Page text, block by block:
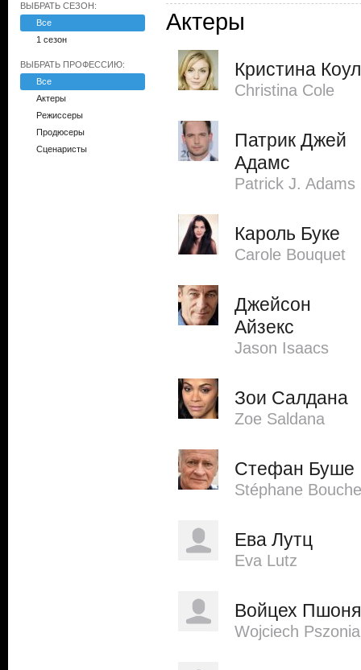
ВЫБРАТЬ СЕЗОН:
Все
1 сезон
ВЫБРАТЬ ПРОФЕССИЮ:
Все
Актеры
Режиссеры
Продюсеры
Сценаристы
Актеры
Кристина Коул
Christina Cole
Патрик Джей
Адамс
Patrick J. Adams
Кароль Буке
Carole Bouquet
Джейсон
Айзекс
Jason Isaacs
Зои Салдана
Zoe Saldana
Стефан Буше
Stéphane
Ева Лутц
Eva Lutz
Войцех
Wojciech